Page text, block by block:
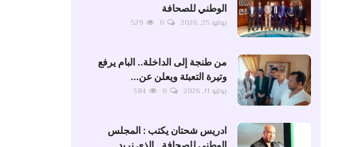
الوطني للصحافة
يوليو 25, 2026
0
529
من طنجة إلى الداخلة.. البام يرفع
وتيرة التعبئة ويعلن عن...
يوليو 11, 2026
0
384
ادريس شحتان يكتب : المجلس
الوطني للصحافة.. الذي نريد